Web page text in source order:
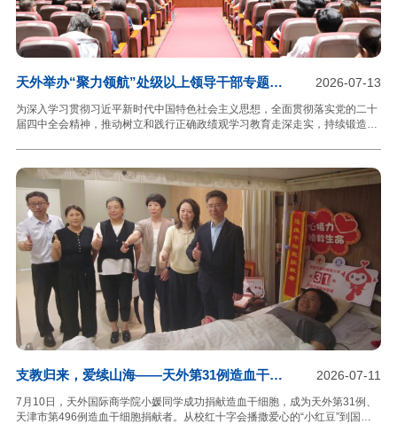
2026-07-13
天外举办“聚力领航”处级以上领导干部专题培
为深入学习贯彻习近平新时代中国特色社会主义思想，全面贯彻落实党的二十
届四中全会精神，推动树立和践行正确政绩观学习教育走深走实，持续锻造政
办“聚力领航”处级以上领导干部以正确政绩观推进“十五五”高质量开局专题培训
班。全体校领导、处级领导干部全程参训，科级干部、学科带头人、系主任、
党支部书记等同步参与多场专题学习。本次培训依托专家辅导、分组研讨、集
中成果汇报等教学模式开展系统化集中学习，有效提升参训干部理论素养、治
理能力与发展视野，为学校高质量发展筑牢干部人才
2026-07-11
支教归来，爱续山海——天外第31例造血干细
7月10日，天外国际商学院小媛同学成功捐献造血干细胞，成为天外第31例、
天津市第496例造血干细胞捐献者。从校红十字会播撒爱心的“小红豆”到国旗